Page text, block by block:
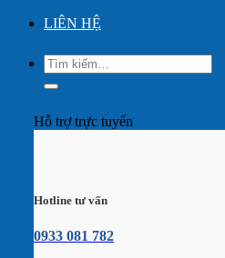
LIÊN HỆ
Tìm
kiếm:
Hỗ trợ trực tuyến
Hotline tư vấn
0933 081 782